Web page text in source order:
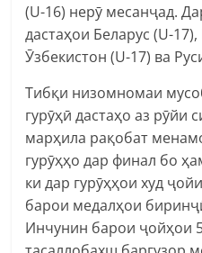
(U-16) нерӯ месанҷад.
дастаҳои Беларус (U-
Ӯзбекистон (U-17) ва
Тибқи низомномаи
гурӯҳӣ дастаҳо аз рӯйи
марҳила рақобат
гурӯҳҳо дар финал бо
ки дар гурӯҳҳои худ
барои медалҳои
Инчунин барои ҷойҳои